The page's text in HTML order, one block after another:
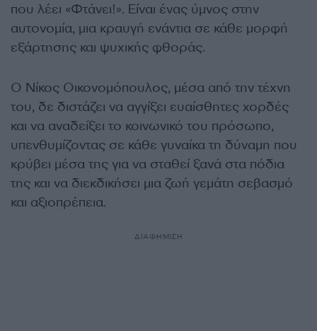
που λέει «Φτάνει!». Είναι ένας ύμνος στην
αυτονομία, μια κραυγή ενάντια σε κάθε μορφή
εξάρτησης και ψυχικής φθοράς.
Ο Νίκος Οικονομόπουλος, μέσα από την τέχνη
του, δε διστάζει να αγγίξει ευαίσθητες χορδές
και να αναδείξει το κοινωνικό του πρόσωπο,
υπενθυμίζοντας σε κάθε γυναίκα τη δύναμη που
κρύβει μέσα της για να σταθεί ξανά στα πόδια
της και να διεκδικήσει μια ζωή γεμάτη σεβασμό
και αξιοπρέπεια.
ΔΙΑΦΗΜΙΣΗ